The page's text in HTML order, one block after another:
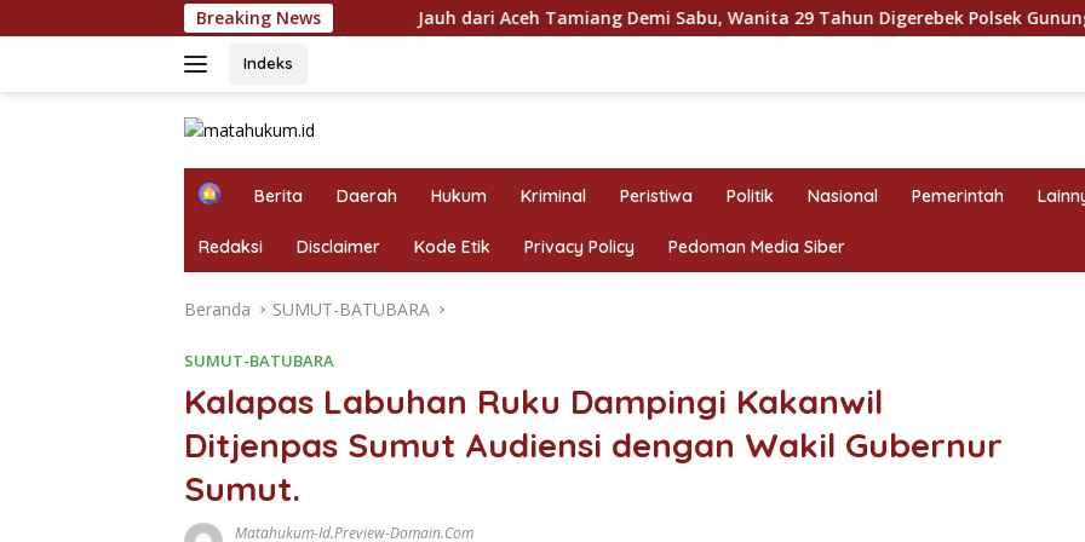
ke
Breaking News
Jauh dari Aceh Tamiang Demi Sabu, Wanita 29 Tahun Digerebek Polsek Gunung Malela di Kamar
Indeks
H
m
e
Berita Daerah Hukum Kriminal Peristiwa Politik Nasional Pemerintah
Redaksi Disclaimer Kode Etik Privacy Policy Pedoman Media Siber
Beranda SUMUT-BATUBARA
SUMUT-BATUBARA
Kalapas Labuhan Ruku Dampingi Kakanwil
Ditjenpas Sumut Audiensi dengan Wakil Gubernur
Sumut.
Matahukum-Id.preview-Domain.com